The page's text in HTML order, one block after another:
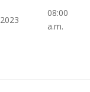
08:00
a.m.